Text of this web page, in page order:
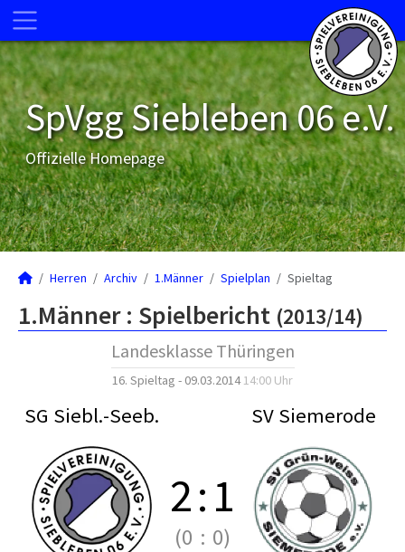
SpVgg Siebleben 06 e.V.
Offizielle Homepage
Herren Archiv 1.Männer Spielplan Spieltag
1.Männer : Spielbericht (2013/14)
Landesklasse Thüringen
16. Spieltag - 09.03.201414:00 Uhr
SG Siebl.-Seeb. SV Siemerode
2:1
(0 : 0)